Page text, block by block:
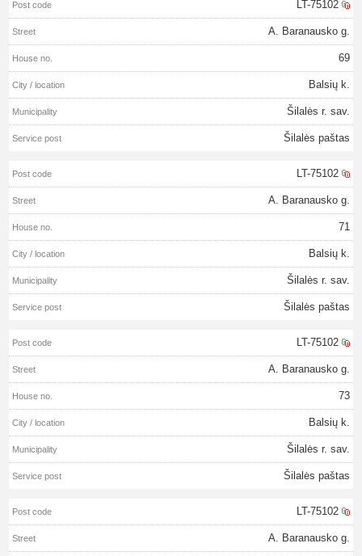
LT-75102
A. Baranausko g.
69
Balsių k.
Šilalės r. sav.
Šilalės paštas
LT-75102
A. Baranausko g.
71
Balsių k.
Šilalės r. sav.
Šilalės paštas
LT-75102
A. Baranausko g.
73
Balsių k.
Šilalės r. sav.
Šilalės paštas
LT-75102
A. Baranausko g.